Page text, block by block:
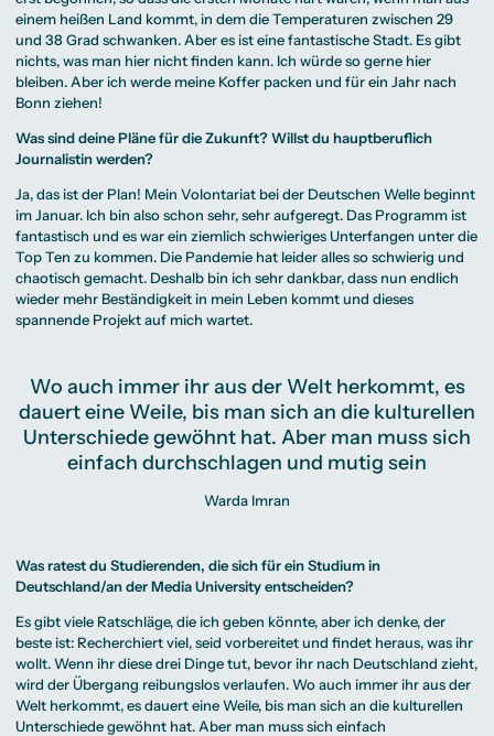
einem heißen Land kommt, in dem die Temperaturen zwischen 29
und 38 Grad schwanken. Aber es ist eine fantastische Stadt. Es gibt
nichts, was man hier nicht finden kann. Ich würde so gerne hier
bleiben. Aber ich werde meine Koffer packen und für ein Jahr nach
Bonn ziehen!
Was sind deine Pläne für die Zukunft? Willst du hauptberuflich
Journalistin werden?
Ja, das ist der Plan! Mein Volontariat bei der Deutschen Welle beginnt
im Januar. Ich bin also schon sehr, sehr aufgeregt. Das Programm ist
fantastisch und es war ein ziemlich schwieriges Unterfangen unter die
Top Ten zu kommen. Die Pandemie hat leider alles so schwierig und
chaotisch gemacht. Deshalb bin ich sehr dankbar, dass nun endlich
wieder mehr Beständigkeit in mein Leben kommt und dieses
spannende Projekt auf mich wartet.
Wo auch immer ihr aus der Welt herkommt, es
dauert eine Weile, bis man sich an die kulturellen
Unterschiede gewöhnt hat. Aber man muss sich
einfach durchschlagen und mutig sein
Warda Imran
Was ratest du Studierenden, die sich für ein Studium in
Deutschland/an der Media University entscheiden?
Es gibt viele Ratschläge, die ich geben könnte, aber ich denke, der
beste ist: Recherchiert viel, seid vorbereitet und findet heraus, was ihr
wollt. Wenn ihr diese drei Dinge tut, bevor ihr nach Deutschland zieht,
wird der Übergang reibungslos verlaufen. Wo auch immer ihr aus der
Welt herkommt, es dauert eine Weile, bis man sich an die kulturellen
Unterschiede gewöhnt hat. Aber man muss sich einfach